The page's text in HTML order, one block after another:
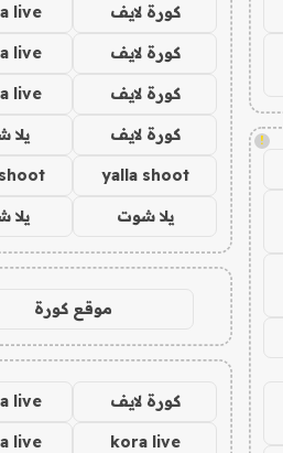
!
كورة لايف live
كورة لايف live
كورة لايف live
كورة لايف يلا
yalla shoot
يلا شوت يلا
موقع كورة
كورة لايف live
kora live
live